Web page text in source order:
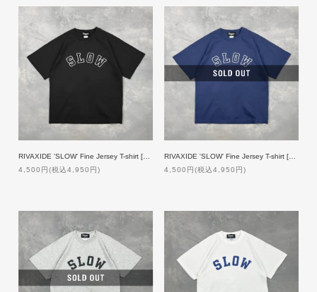
4,500円(税込4,950円)
4,500円(税込4,950円)